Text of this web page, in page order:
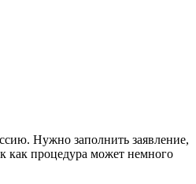
Нужно заполнить заявление,
как процедура может немного